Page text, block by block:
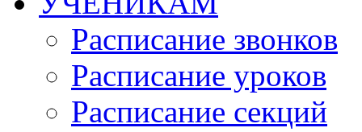
Расписание звонков
Расписание уроков
Расписание секций